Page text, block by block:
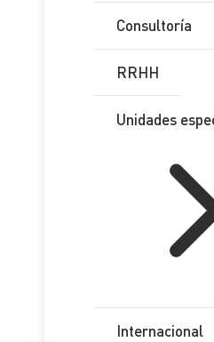
Consultoría
RRHH
Unidades
Internacional